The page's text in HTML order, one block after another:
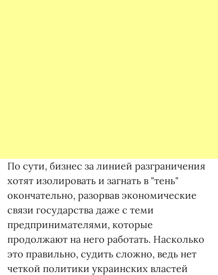
По сути, бизнес за линией разграничения
хотят изолировать и загнать в "тень"
окончательно, разорвав экономические
связи государства даже с теми
предпринимателями, которые
продолжают на него работать. Насколько
это правильно, судить сложно, ведь нет
четкой политики украинских властей